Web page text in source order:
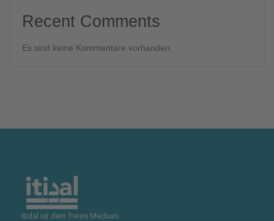
Recent Comments
Es sind keine Kommentare vorhanden.
Itidal ist dein freies Medium.